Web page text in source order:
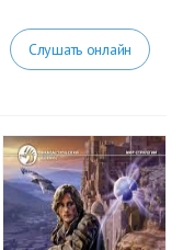
Слушать онлайн